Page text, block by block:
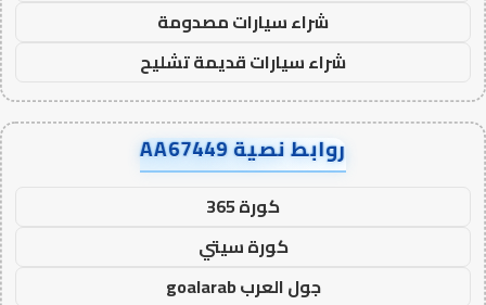
شراء سيارات مصدومة
شراء سيارات قديمة تشليح
روابط نصية AA67449
كورة 365
كورة سيتي
جول العرب goalarab